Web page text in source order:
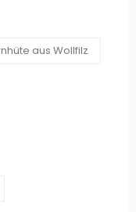
aus Wollfilz